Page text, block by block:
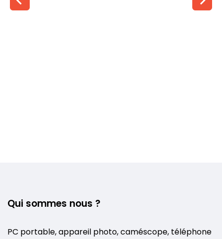
Qui sommes nous ?
PC portable, appareil photo, caméscope, téléphone